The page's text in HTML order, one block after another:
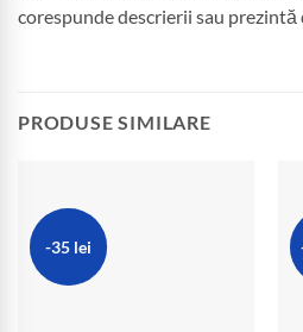
corespunde descrierii sau
PRODUSE SIMILARE
-35 lei